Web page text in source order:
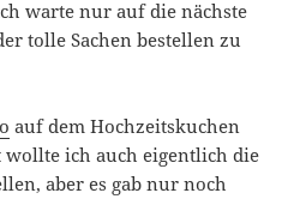
warte nur auf die nächste
tolle Sachen bestellen zu
auf dem Hochzeitskuchen
wollte ich auch eigentlich die
aber es gab nur noch